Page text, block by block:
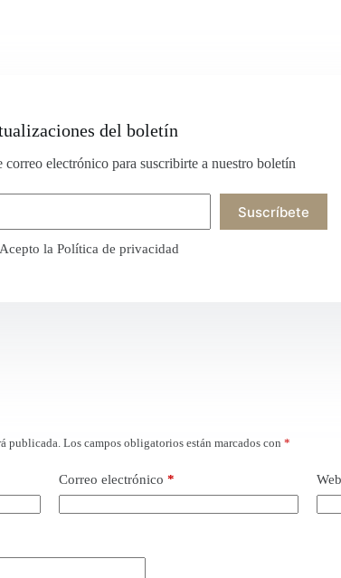
del boletín
electrónico para suscribirte a nuestro boletín
Suscríbete
Acepto laPolítica de privacidad
publicada. Los campos obligatorios están marcados con *
Correo electrónico * Web